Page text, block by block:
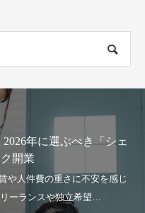
年に選ぶべき「シェ
開業